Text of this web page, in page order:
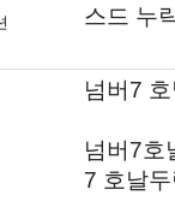
스드 누
넘버7
넘버7호
7 호날